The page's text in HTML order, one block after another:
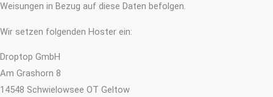
Weisungen in Bezug auf diese Daten befolgen.
Wir setzen folgenden Hoster ein:
Droptop GmbH
Am Grashorn 8
14548 Schwielowsee OT Geltow